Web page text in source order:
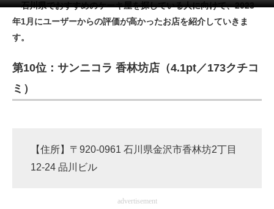
メディア
注目記事を集めた総合ページ
石川県でおすすめのケーキ屋を探している人に向けて、2023
年1月にユーザーからの評価が高かったお店を紹介していきま
す。
第10位：サンニコラ 香林坊店（4.1pt／173クチコ
ミ）
【住所】〒920-0961 石川県金沢市香林坊2丁目
12-24 品川ビル
advertisement